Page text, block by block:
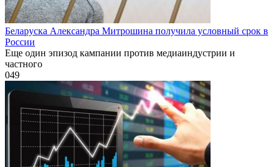
Беларуска Александра Митрошина получила условный срок в
России
Еще один эпизод кампании против медиаиндустрии и
частного
049